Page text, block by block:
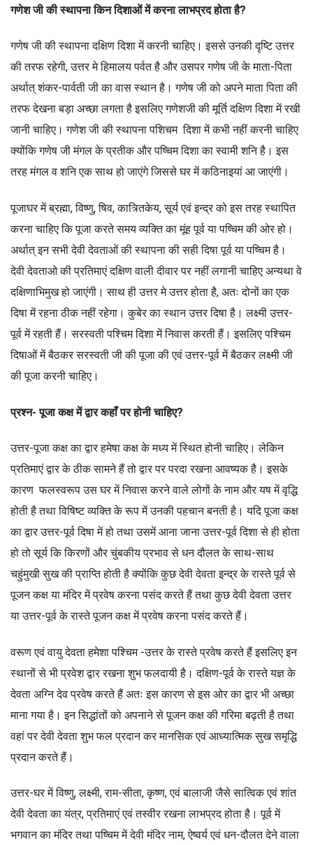
गणेश जी की स्थापना किन दिशाओं में करना लाभप्रद होता है?
गणेष जी की स्थापना दक्षिण दिशा में करनी चाहिए। इससे उनकी दृष्टि उत्तर
की तरफ रहेगी, उत्तर मे हिमालय पर्वत है और उसपर गणेष जी के माता-पिता
अर्थात् शंकर-पार्वती जी का वास स्थान है। गणेष जी को अपने माता पिता की
तरफ देखना बड़ा अच्छा लगता है इसलिए गणेशजी की मूर्ति दक्षिण दिशा में रखी
जानी चाहिए। गणेश जी की स्थापना पशिचम दिशा में कभी नहीं करनी चाहिए
क्योंकि गणेष जी मंगल के प्रतीक और पष्चिम दिशा का स्वामी शनि है। इस
तरह मंगल व शनि एक साथ हो जाएंगे जिससे घर में कठिनाइयां आ जाएंगी।
पूजाघर में ब्रह्मा, विष्णु, षिव, कात्र्तिकेय, सूर्य एवं इन्द्र को इस तरह स्थापित
करना चाहिए कि पूजा करते समय व्यक्ति का मूंह पूर्व या पष्चिम की ओर हो।
अर्थात् इन सभी देवी देवताओं की स्थापना की सही दिषा पूर्व या पष्चिम है।
देवी देवताओ की प्रतिमाएं दक्षिण वाली दीवार पर नहीं लगानी चाहिए अन्यथा वे
दक्षिणाभिमुख हो जाएंगी। साथ ही उत्तर मे उत्तर होता है, अतः दोनों का एक
दिषा में रहना ठीक नहीं रहेगा। कुबेर का स्थान उत्तर दिषा है। लक्ष्मी उत्तर-
पूर्व में रहती हैं। सरस्वती पश्चिम दिशा में निवास करती हैं। इसलिए पश्चिम
दिषाओं में बैठकर सरस्वती जी की पूजा की एवं उत्तर-पूर्व में बैठकर लक्ष्मी जी
की पूजा करनी चाहिए।
प्रश्न- पूजा कक्ष में द्वार कहाँ पर होनी चाहिए?
उत्तर-पूजा कक्ष का द्वार हमेषा कक्ष के मध्य में स्थित होनी चाहिए। लेकिन
प्रतिमाएं द्वार के ठीक सामने हैं तो द्वार पर परदा रखना आवष्यक है। इसके
कारण फलस्वरूप उस घर में निवास करने वाले लोगों के नाम और यष में वृद्धि
होती है तथा विषिष्ट व्यक्ति के रूप में उनकी पहचान बनती है। यदि पूजा कक्ष
का द्वार उत्तर-पूर्व दिषा में हो तथा उसमें आना जाना उत्तर-पूर्व दिशा से ही होता
हो तो सूर्य कि किरणों और चुंबकीय प्रभाव से धन दौलत के साथ-साथ
चहुंमुखी सुख की प्राप्ति होती है क्योंकि कुछ देवी देवता इन्द्र के रास्ते पूर्व से
पूजन कक्ष या मंदिर में प्रवेष करना पसंद करते हैं तथा कुछ देवी देवता उत्तर
या उत्तर-पूर्व के रास्ते पूजन कक्ष में प्रवेष करना पसंद करते हैं।
वरूण एवं वायु देवता हमेशा पश्चिम -उत्तर के रास्ते प्रवेष करते हैं इसलिए इन
स्थानों से भी प्रवेश द्वार रखना शुभ फलदायी है। दक्षिण-पूर्व के रास्ते यज्ञ के
देवता अग्नि देव प्रवेष करते हैं अतः इस कारण से इस ओर का द्वार भी अच्छा
माना गया है। इन सिद्धांतों को अपनाने से पूजन कक्ष की गरिमा बढ़ती है तथा
वहां पर देवी देवता शुभ फल प्रदान कर मानसिक एवं आध्यात्मिक सुख समृद्धि
प्रदान करते हैं।
उत्तर-घर में विष्णु, लक्ष्मी, राम-सीता, कृष्ण, एवं बालाजी जैसे सात्विक एवं शांत
देवी देवता का यंत्र, प्रतिमाएं एवं तस्वीर रखना लाभप्रद होता है। पूर्व में
भगवान का मंदिर तथा पष्चिम में देवी मंदिर नाम, ऐष्वर्य एवं धन-दौलत देने वाला